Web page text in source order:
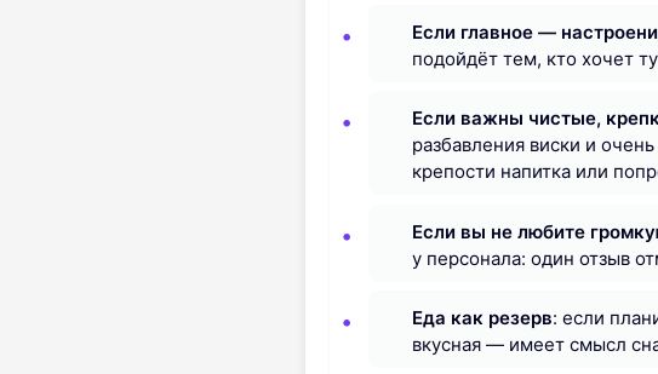
Если главное —
подойдёт тем, кто хочет
Если важны чистые,
разбавления виски и
крепости напитка или
Если вы не любите
у персонала: один отзыв
Еда как резерв: если
вкусная — имеет смысл